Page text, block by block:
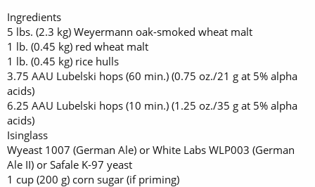
Ingredients
5 lbs. (2.3 kg) Weyermann oak-smoked wheat malt
1 lb. (0.45 kg) red wheat malt
1 lb. (0.45 kg) rice hulls
3.75 AAU Lubelski hops (60 min.) (0.75 oz./21 g at 5% alpha
acids)
6.25 AAU Lubelski hops (10 min.) (1.25 oz./35 g at 5% alpha
acids)
Isinglass
Wyeast 1007 (German Ale) or White Labs WLP003 (German
Ale II) or Safale K-97 yeast
1 cup (200 g) corn sugar (if priming)